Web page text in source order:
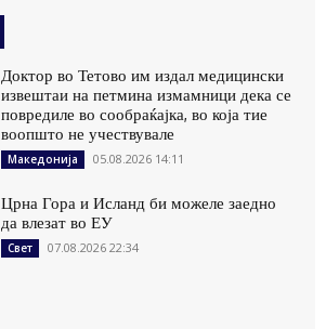
Доктор во Тетово им издал медицински
извештаи на петмина измамници дека се
повредиле во сообраќајка, во која тие
воопшто не учествувале
Македонија 05.08.2026 14:11
Црна Гора и Исланд би можеле заедно
да влезат во ЕУ
Свет 07.08.2026 22:34